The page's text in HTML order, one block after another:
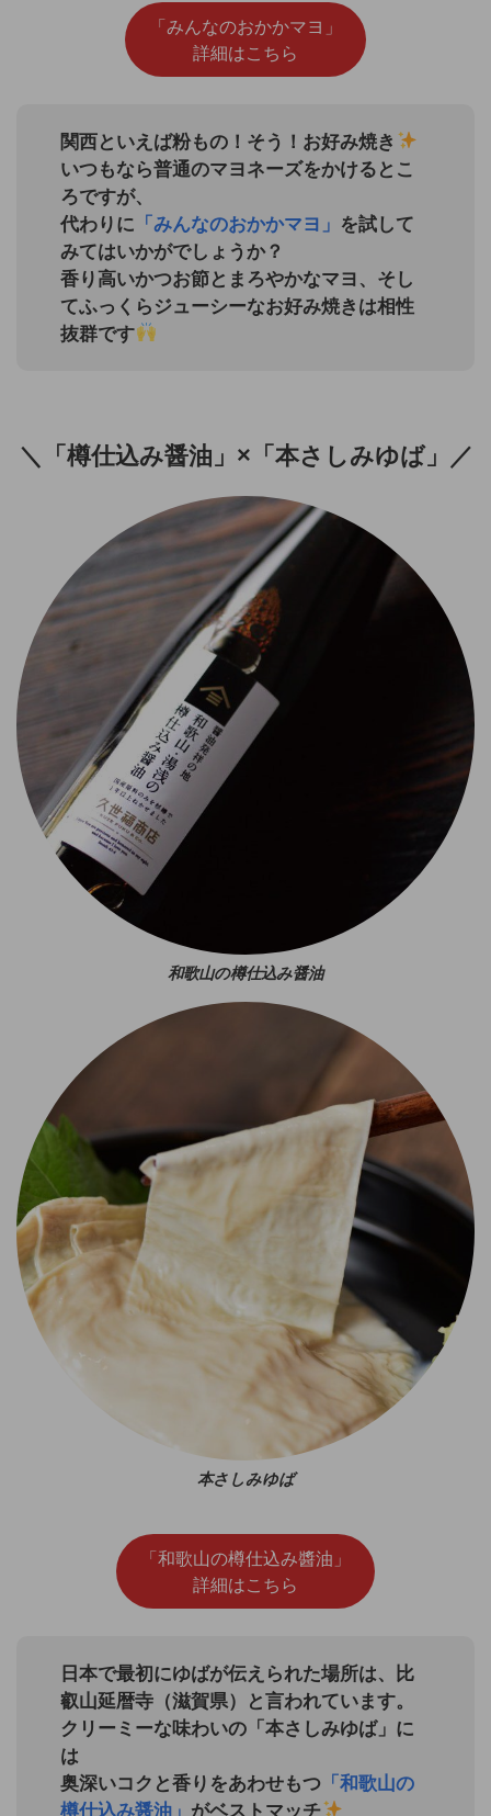
「みんなのおかかマヨ」
詳細はこちら
関西といえば粉もの！そう！お好み焼き
いつもなら普通のマヨネーズをかけるとこ
ろですが、
代わりに 「みんなのおかかマヨ」 を試して
みてはいかがでしょうか？
香り高いかつお節とまろやかなマヨ、そし
てふっくらジューシーなお好み焼きは相性
抜群です
＼「樽仕込み醤油」×「本さしみゆば」／
和歌山の樽仕込み醤油
本さしみゆば
「和歌山の樽仕込み醬油」
詳細はこちら
日本で最初にゆばが伝えられた場所は、比
叡山延暦寺（滋賀県）と言われています。
クリーミーな味わいの「本さしみゆば」に
は
奥深いコクと香りをあわせもつ 「和歌山の
樽仕込み醤油」 がベストマッチ